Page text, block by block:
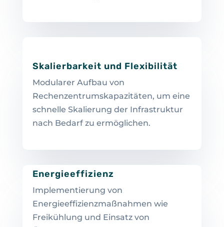
Skalierbarkeit und Flexibilität
Modularer Aufbau von
Rechenzentrumskapazitäten, um eine
schnelle Skalierung der Infrastruktur
nach Bedarf zu ermöglichen.
Energieeffizienz
Implementierung von
Energieeffizienzmaßnahmen wie
Freikühlung und Einsatz von